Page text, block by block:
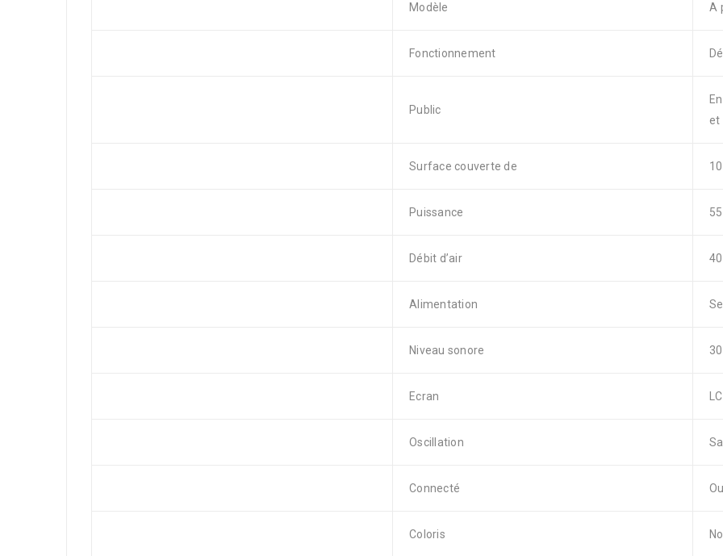
Modèle A
Fonctionnement
Public
et
Surface couverte de
Puissance
Débit d’air
Alimentation
Niveau sonore
Ecran
Oscillation
Connecté
Coloris